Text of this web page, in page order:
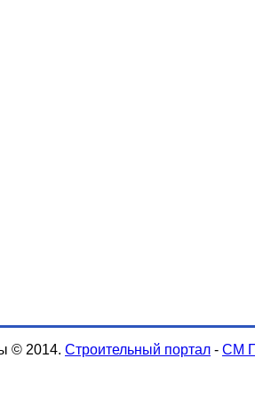
© 2014. Строительный портал - СМ